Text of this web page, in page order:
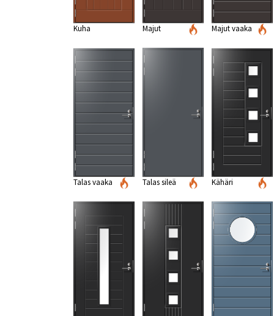
Kuha Majut Majut vaaka
Talas vaaka Talas sileä Kähäri